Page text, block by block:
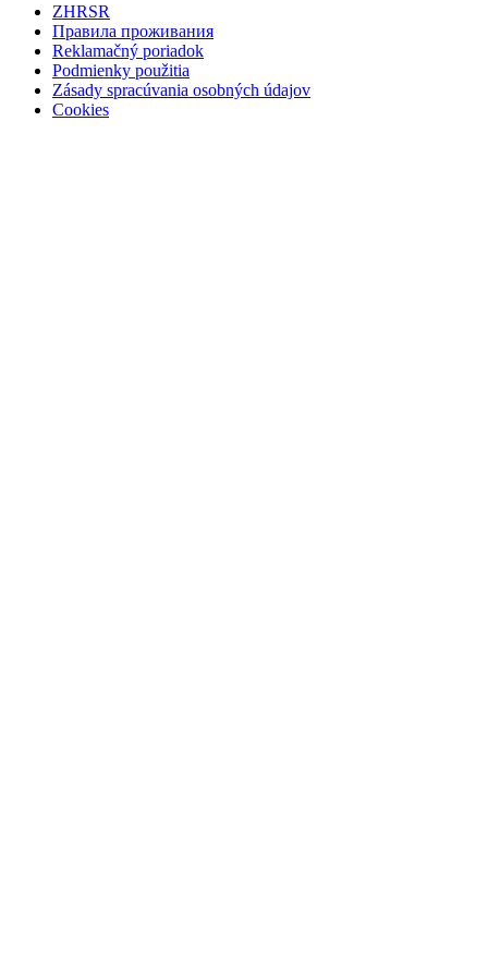
ZHRSR
Правила проживания
Reklamačný poriadok
Podmienky použitia
Zásady spracúvania osobných údajov
Cookies